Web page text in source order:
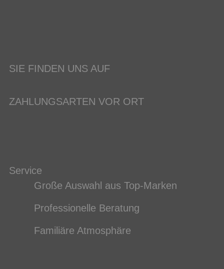
SIE FINDEN UNS AUF
ZAHLUNGSARTEN VOR ORT
Service
Große Auswahl aus Top-Marken
Professionelle Beratung
Familiäre Atmosphäre